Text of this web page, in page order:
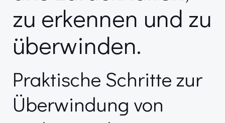
zu erkennen und zu
überwinden.
Praktische Schritte zur
Überwindung von